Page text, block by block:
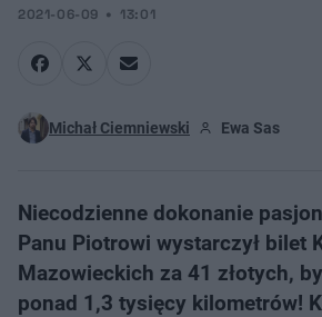
2021-06-09 13:01
Michał Ciemniewski Ewa Sas
Niecodzienne dokonanie
Panu Piotrowi wystarczył bilet
Mazowieckich za 41 złotych,
ponad 1,3 tysięcy kilometrów!